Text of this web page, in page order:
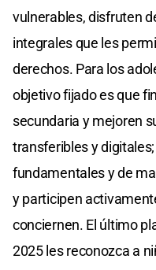
vulnerables, disfruten
integrales que les
derechos. Para los
objetivo fijado es que
secundaria y mejoren
transferibles y
fundamentales y de
y participen
conciernen. El último
2025 les reconozca a